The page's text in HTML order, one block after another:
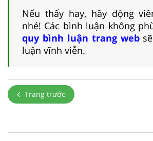
Nếu thấy hay, hãy động
nhé! Các bình luận không
quy bình luận trang web
luận vĩnh viễn.
Trang trước